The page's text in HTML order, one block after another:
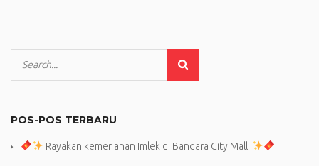
POS-POS TERBARU
Rayakan kemeriahan Imlek di Bandara City Mall!